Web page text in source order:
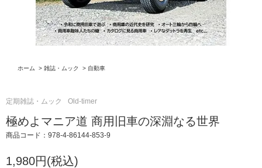
ホーム > 雑誌・ムック > 自動車
定期雑誌・ムック Old-timer
極めよマニア道 商用旧車の深淵なる世界
商品コード：978-4-86144-853-9
1,980円(税込)